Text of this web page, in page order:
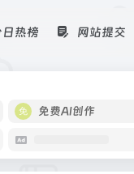
日热榜 网站提交
免费AI创作